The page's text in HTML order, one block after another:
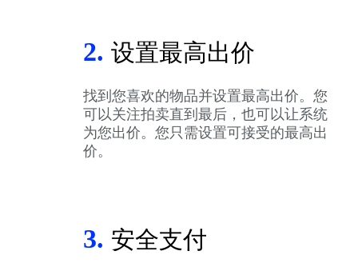
2. 设置最高出价
找到您喜欢的物品并设置最高出价。您
可以关注拍卖直到最后，也可以让系统
为您出价。您只需设置可接受的最高出
价。
3. 安全支付